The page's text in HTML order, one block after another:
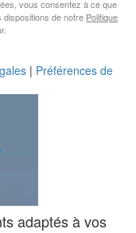
vous consentez à ce que
de notre Politique
| Préférences de
adaptés à vos